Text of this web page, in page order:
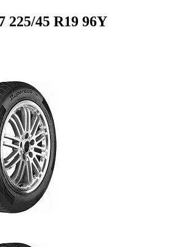
225/45 R19 96Y